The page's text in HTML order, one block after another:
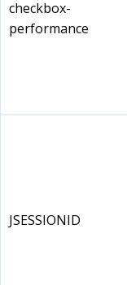
checkbox-
performance
JSESSIONID